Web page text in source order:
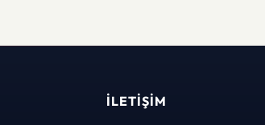
İLETIŞIM